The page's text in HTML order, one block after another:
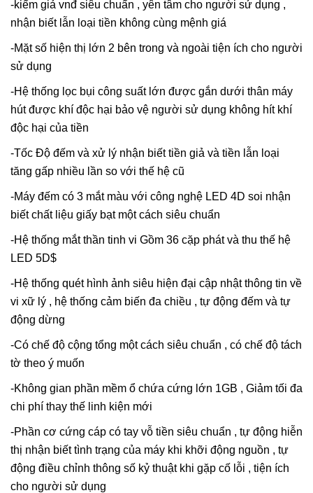
-kiểm giả vnđ siêu chuẩn , yên tâm cho người sử dụng ,
nhận biết lẫn loại tiền không cùng mệnh giá
-Mặt số hiện thị lớn 2 bên trong và ngoài tiện ích cho người
sử dụng
-Hệ thống lọc bụi công suất lớn được gắn dưới thân máy
hút được khí độc hại bảo vệ người sử dụng không hít khí
độc hại của tiền
-Tốc Độ đếm và xử lý nhận biết tiền giả và tiền lẫn loại
tăng gấp nhiều lần so với thế hệ cũ
-Máy đếm có 3 mắt màu với công nghệ LED 4D soi nhận
biết chất liệu giấy bạt một cách siêu chuẩn
-Hệ thống mắt thần tinh vi Gồm 36 cặp phát và thu thế hệ
LED 5D$
-Hệ thống quét hình ảnh siêu hiện đại cập nhật thông tin về
vi xữ lý , hệ thống cảm biến đa chiều , tự động đếm và tự
động dừng
-Có chế độ cộng tổng một cách siêu chuẩn , có chế độ tách
tờ theo ý muốn
-Không gian phần mềm ổ chứa cứng lớn 1GB , Giảm tối đa
chi phí thay thế linh kiện mới
-Phần cơ cứng cáp có tay vỗ tiền siêu chuẩn , tự động hiễn
thị nhận biết tình trạng của máy khi khỡi động nguồn , tự
động điều chỉnh thông số kỷ thuật khi gặp cố lỗi , tiện ích
cho người sử dụng